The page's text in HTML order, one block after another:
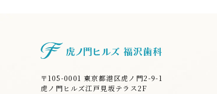
〒105-0001 東京都港区虎ノ門2-9-1
虎ノ門ヒルズ江戸見坂テラス2F